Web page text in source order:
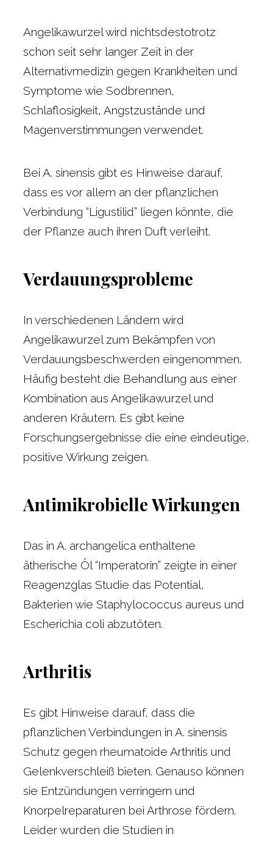
Angelikawurzel wird nichtsdestotrotz
schon seit sehr langer Zeit in der
Alternativmedizin gegen Krankheiten und
Symptome wie Sodbrennen,
Schlaflosigkeit, Angstzustände und
Magenverstimmungen verwendet.
Bei A. sinensis gibt es Hinweise darauf,
dass es vor allem an der pflanzlichen
Verbindung “Ligustilid” liegen könnte, die
der Pflanze auch ihren Duft verleiht.
Verdauungsprobleme
In verschiedenen Ländern wird
Angelikawurzel zum Bekämpfen von
Verdauungsbeschwerden eingenommen.
Häufig besteht die Behandlung aus einer
Kombination aus Angelikawurzel und
anderen Kräutern. Es gibt keine
Forschungsergebnisse die eine eindeutige,
positive Wirkung zeigen.
Antimikrobielle Wirkungen
Das in A. archangelica enthaltene
ätherische Öl “Imperatorin” zeigte in einer
Reagenzglas Studie das Potential,
Bakterien wie Staphylococcus aureus und
Escherichia coli abzutöten.
Arthritis
Es gibt Hinweise darauf, dass die
pflanzlichen Verbindungen in A. sinensis
Schutz gegen rheumatoide Arthritis und
Gelenkverschleiß bieten. Genauso können
sie Entzündungen verringern und
Knorpelreparaturen bei Arthrose fördern.
Leider wurden die Studien in